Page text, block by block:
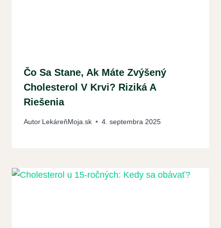
Čo Sa Stane, Ak Máte Zvýšený
Cholesterol V Krvi? Riziká A
Riešenia
Autor LekáreňMoja.sk 4. septembra 2025